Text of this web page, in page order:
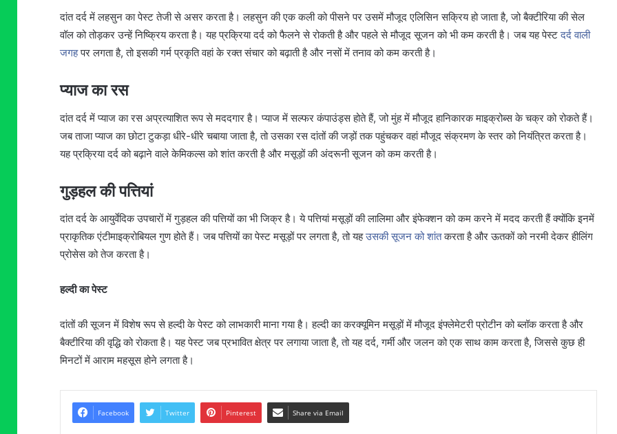
दांत दर्द में लहसुन का पेस्ट तेजी से असर करता है। लहसुन की एक कली को पीसने पर उसमें मौजूद एलिसिन सक्रिय हो जाता है, जो बैक्टीरिया की सेल
वॉल को तोड़कर उन्हें निष्क्रिय करता है। यह प्रक्रिया दर्द को फैलने से रोकती है और पहले से मौजूद सूजन को भी कम करती है। जब यह पेस्टदर्द वाली
जगहपर लगता है, तो इसकी गर्म प्रकृति वहां के रक्त संचार को बढ़ाती है और नसों में तनाव को कम करती है।
प्याज का रस
दांत दर्द में प्याज का रस अप्रत्याशित रूप से मददगार है। प्याज में सल्फर कंपाउंड्स होते हैं, जो मुंह में मौजूद हानिकारक माइक्रोब्स के चक्र को रोकते हैं।
जब ताजा प्याज का छोटा टुकड़ा धीरे-धीरे चबाया जाता है, तो उसका रस दांतों की जड़ों तक पहुंचकर वहां मौजूद संक्रमण के स्तर को नियंत्रित करता है।
यह प्रक्रिया दर्द को बढ़ाने वाले केमिकल्स को शांत करती है और मसूड़ों की अंदरूनी सूजन को कम करती है।
गुड़हल की पत्तियां
दांत दर्द के आयुर्वेदिक उपचारों में गुड़हल की पत्तियों का भी जिक्र है। ये पत्तियां मसूड़ों की लालिमा और इंफेक्शन को कम करने में मदद करती हैं क्योंकि इनमें
प्राकृतिक एंटीमाइक्रोबियल गुण होते हैं। जब पत्तियों का पेस्ट मसूड़ों पर लगता है, तो यहउसकी सूजन को शांतकरता है और ऊतकों को नरमी देकर हीलिंग
प्रोसेस को तेज करता है।
हल्दी का पेस्ट
दांतों की सूजन में विशेष रूप से हल्दी के पेस्ट को लाभकारी माना गया है। हल्दी का करक्यूमिन मसूड़ों में मौजूद इंफ्लेमेटरी प्रोटीन को ब्लॉक करता है और
बैक्टीरिया की वृद्धि को रोकता है। यह पेस्ट जब प्रभावित क्षेत्र पर लगाया जाता है, तो यह दर्द, गर्मी और जलन को एक साथ काम करता है, जिससे कुछ ही
मिनटों में आराम महसूस होने लगता है।
Facebook Twitter Pinterest Share via Email